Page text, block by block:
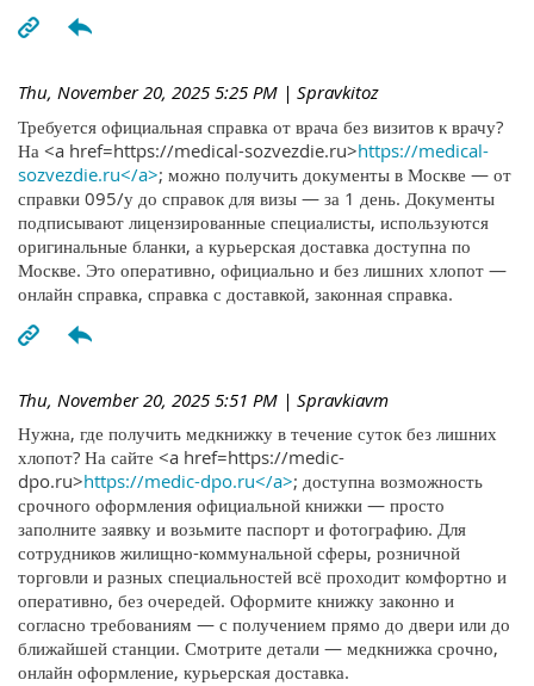
Thu, November 20, 2025 5:25 PM | Spravkitoz
Требуется официальная справка от врача без визитов к врачу?
На <a href=https://medical-sozvezdie.ru>https://medical-
sozvezdie.ru</a>; можно получить документы в Москве — от
справки 095/у до справок для визы — за 1 день. Документы
подписывают лицензированные специалисты, используются
оригинальные бланки, а курьерская доставка доступна по
Москве. Это оперативно, официально и без лишних хлопот —
онлайн справка, справка с доставкой, законная справка.
Thu, November 20, 2025 5:51 PM | Spravkiavm
Нужна, где получить медкнижку в течение суток без лишних
хлопот? На сайте <a href=https://medic-
dpo.ru>https://medic-dpo.ru</a>; доступна возможность
срочного оформления официальной книжки — просто
заполните заявку и возьмите паспорт и фотографию. Для
сотрудников жилищно-коммунальной сферы, розничной
торговли и разных специальностей всё проходит комфортно и
оперативно, без очередей. Оформите книжку законно и
согласно требованиям — с получением прямо до двери или до
ближайшей станции. Смотрите детали — медкнижка срочно,
онлайн оформление, курьерская доставка.